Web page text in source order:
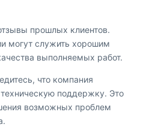
прошлых клиентов.
могут служить хорошим
выполняемых работ.
что компания
поддержку. Это
возможных проблем